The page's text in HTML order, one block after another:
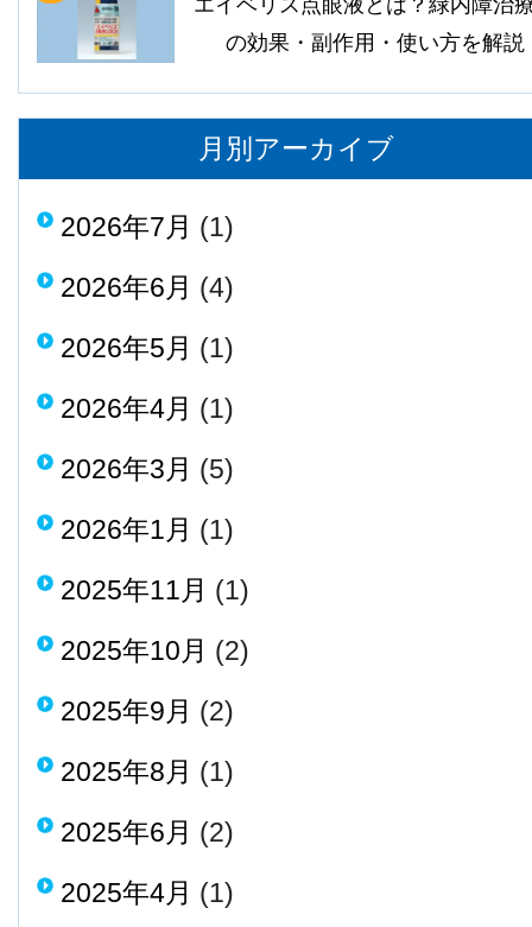
の効果・副作用・使い方を解説
月別アーカイブ
2026年7月 (1)
2026年6月 (4)
2026年5月 (1)
2026年4月 (1)
2026年3月 (5)
2026年1月 (1)
2025年11月 (1)
2025年10月 (2)
2025年9月 (2)
2025年8月 (1)
2025年6月 (2)
2025年4月 (1)